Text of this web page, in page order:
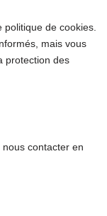
politique de cookies.
mais vous
protection des
contacter en